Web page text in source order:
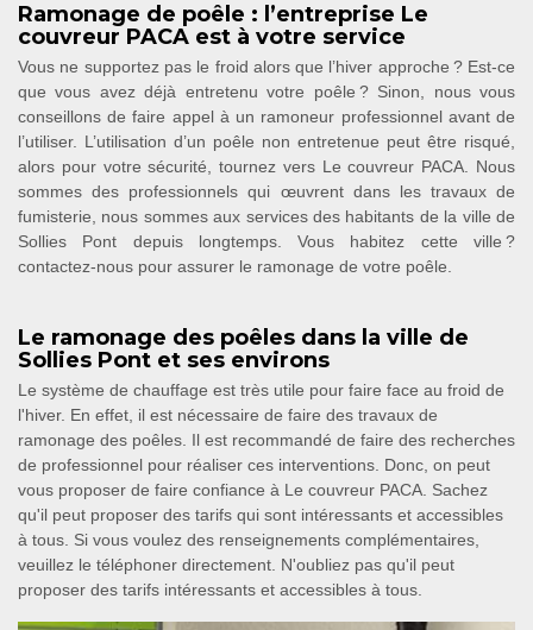
Ramonage de poêle : l’entreprise Le
couvreur PACA est à votre service
Vous ne supportez pas le froid alors que l’hiver approche ? Est-ce
que vous avez déjà entretenu votre poêle ? Sinon, nous vous
conseillons de faire appel à un ramoneur professionnel avant de
l’utiliser. L’utilisation d’un poêle non entretenue peut être risqué,
alors pour votre sécurité, tournez vers Le couvreur PACA. Nous
sommes des professionnels qui œuvrent dans les travaux de
fumisterie, nous sommes aux services des habitants de la ville de
Sollies Pont depuis longtemps. Vous habitez cette ville ?
contactez-nous pour assurer le ramonage de votre poêle.
Le ramonage des poêles dans la ville de
Sollies Pont et ses environs
Le système de chauffage est très utile pour faire face au froid de
l'hiver. En effet, il est nécessaire de faire des travaux de
ramonage des poêles. Il est recommandé de faire des recherches
de professionnel pour réaliser ces interventions. Donc, on peut
vous proposer de faire confiance à Le couvreur PACA. Sachez
qu'il peut proposer des tarifs qui sont intéressants et accessibles
à tous. Si vous voulez des renseignements complémentaires,
veuillez le téléphoner directement. N'oubliez pas qu'il peut
proposer des tarifs intéressants et accessibles à tous.